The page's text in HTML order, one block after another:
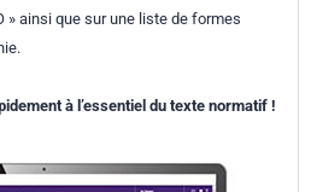
ainsi que sur une liste de formes
à l’essentiel du texte normatif !